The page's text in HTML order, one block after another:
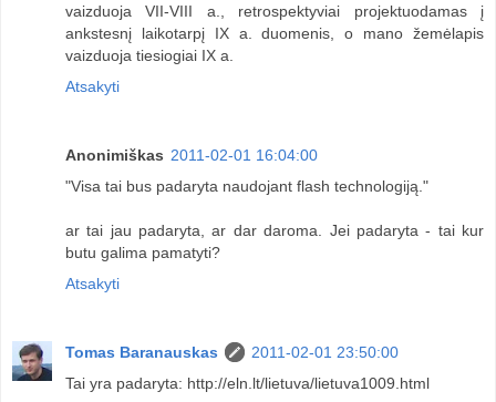
vaizduoja VII-VIII a., retrospektyviai projektuodamas į
ankstesnį laikotarpį IX a. duomenis, o mano žemėlapis
vaizduoja tiesiogiai IX a.
Atsakyti
Anonimiškas 2011-02-01 16:04:00
"Visa tai bus padaryta naudojant flash technologiją."
ar tai jau padaryta, ar dar daroma. Jei padaryta - tai kur
butu galima pamatyti?
Atsakyti
Tomas Baranauskas
2011-02-01 23:50:00
Tai yra padaryta: http://eln.lt/lietuva/lietuva1009.html